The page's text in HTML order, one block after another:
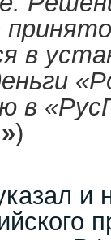
в
в
»)
и